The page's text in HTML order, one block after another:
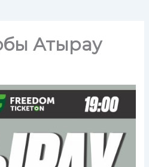
Атырау